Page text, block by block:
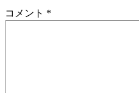
コメント *